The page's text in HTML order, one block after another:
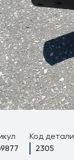
Код детали
2305